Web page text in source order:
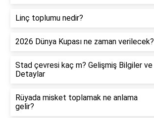
Linç toplumu nedir?
2026 Dünya Kupası ne zaman verilecek?
Stad çevresi kaç m? Gelişmiş Bilgiler ve
Detaylar
Rüyada misket toplamak ne anlama
gelir?